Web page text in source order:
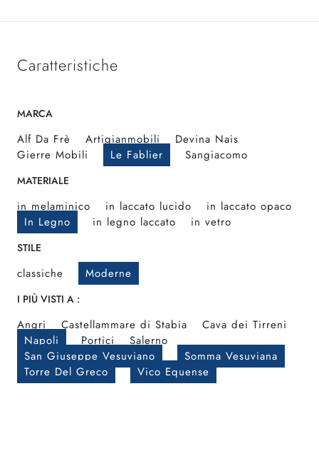
Caratteristiche
MARCA
Alf Da Frè Artigianmobili
Devina Nais
Gierre Mobili
Le Fablier Sangiacomo
MATERIALE
in melaminico in laccato lucido
in laccato opaco
In Legno
in legno laccato in vetro
STILE
classiche Moderne
I PIÙ VISTI A :
Angri Castellammare di Stabia
Cava dei Tirreni
Napoli
Portici
Salerno
San Giuseppe Vesuviano
Somma Vesuviana
Torre Del Greco
Vico Equense